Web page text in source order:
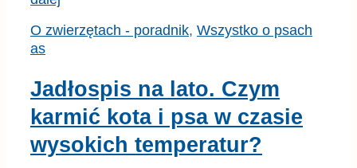
Kategorie
O zwierzętach - poradnik, Wszystko o psach
as
Jadłospis na lato. Czym
karmić kota i psa w czasie
wysokich temperatur?